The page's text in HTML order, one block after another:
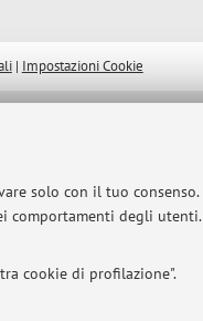
solo con il tuo consenso.
comportamenti degli utenti.
cookie di profilazione".
| Impostazioni Cookie